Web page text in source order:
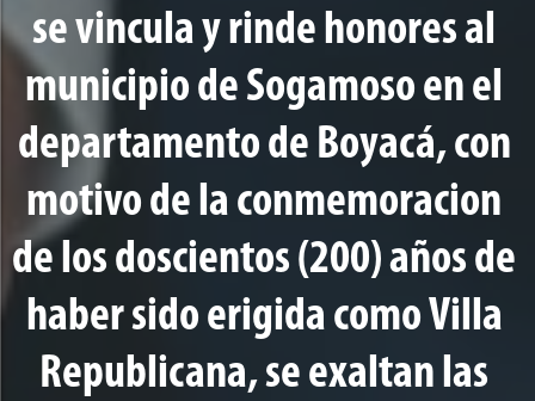
se vincula y rinde honores al
municipio de Sogamoso en el
departamento de Boyacá, con
motivo de la conmemoracion
de los doscientos (200) años de
haber sido erigida como Villa
Republicana, se exaltan las